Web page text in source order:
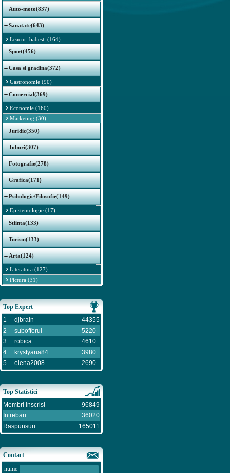
Auto-moto(837)
Sanatate(643)
Leacuri babesti (164)
Sport(456)
Casa si gradina(372)
Gastronomie (90)
Comercial(369)
Economie (160)
Marketing (30)
Juridic(350)
Joburi(307)
Fotografie(278)
Grafica(171)
Psihologie/Filosofie(149)
Epistemologie (17)
Stiinta(133)
Turism(133)
Arta(124)
Literatura (127)
Pictura (31)
Top Expert
1
djbrain
44355
2
subofferul
5220
3
robica
4610
4
krystyana84
3980
5
elena2008 2690
Top Statistici
Membri inscrisi
96849
Intrebari
36020
Raspunsuri
165011
Contact
nume